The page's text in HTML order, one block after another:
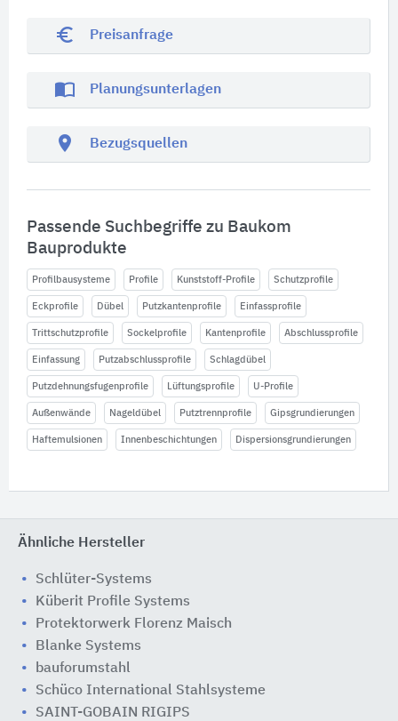
euro_symbol Preisanfrage
import_contacts Planungsunterlagen
location_on Bezugsquellen
Passende Suchbegriffe zu Baukom
Bauprodukte
Profilbausysteme Profile Kunststoff-Profile Schutzprofile
Eckprofile Dübel Putzkantenprofile Einfassprofile
Trittschutzprofile Sockelprofile Kantenprofile Abschlussprofile
Einfassung Putzabschlussprofile Schlagdübel
Putzdehnungsfugenprofile Lüftungsprofile U-Profile
Außenwände Nageldübel Putztrennprofile Gipsgrundierungen
Haftemulsionen Innenbeschichtungen Dispersionsgrundierungen
Ähnliche Hersteller
Schlüter-Systems
Küberit Profile Systems
Protektorwerk Florenz Maisch
Blanke Systems
bauforumstahl
Schüco International Stahlsysteme
SAINT-GOBAIN RIGIPS